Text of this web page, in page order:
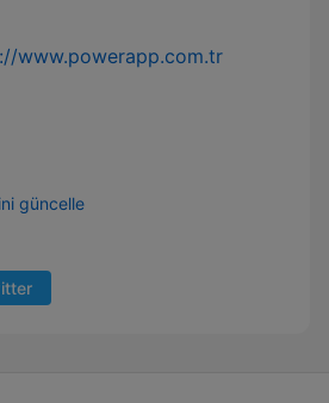
www.powerapp.com.tr
güncelle